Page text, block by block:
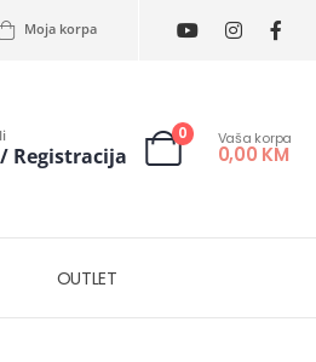
Moja korpa
Registracija
0 Vaša korpa
0,00 KM
OUTLET